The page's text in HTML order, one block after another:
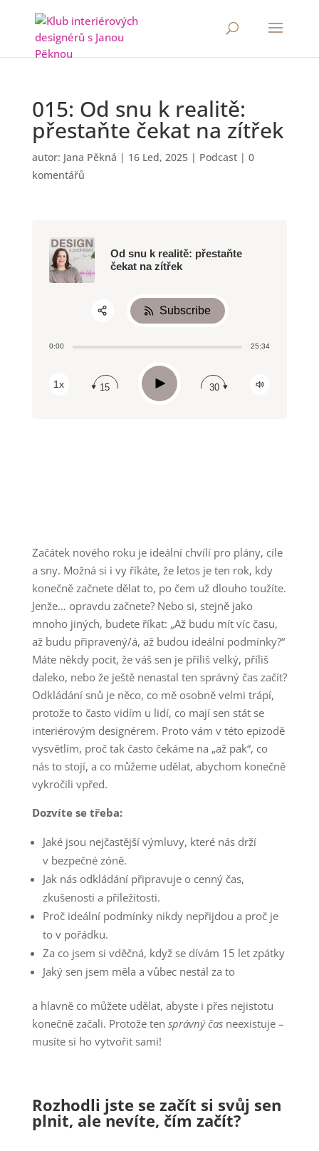
015: Od snu k realitě:
přestaňte čekat na zítřek
autor: Jana Pěkná | 16 Led, 2025| Podcast| 0
komentářů
Od snu k realitě: přestaňte
čekat na zítřek
0:00 25:34
1x 15 Play 30
Subscribe
Začátek nového roku je ideální chvílí pro plány, cíle
a sny. Možná si i vy říkáte, že letos je ten rok, kdy
konečně začnete dělat to, po čem už dlouho toužíte.
Jenže… opravdu začnete? Nebo si, stejně jako
mnoho jiných, budete říkat: „Až budu mít víc času,
až budu připravený/á, až budou ideální podmínky?“
Máte někdy pocit, že váš sen je příliš velký, příliš
daleko, nebo že ještě nenastal ten správný čas začít?
Odkládání snů je něco, co mě osobně velmi trápí,
protože to často vidím u lidí, co mají sen stát se
interiérovým designérem. Proto vám v této epizodě
vysvětlím, proč tak často čekáme na „až pak“, co
nás to stojí, a co můžeme udělat, abychom konečně
vykročili vpřed.
Dozvíte se třeba:
Jaké jsou nejčastější výmluvy, které nás drží
v bezpečné zóně.
Jak nás odkládání připravuje o cenný čas,
zkušenosti a příležitosti.
Proč ideální podmínky nikdy nepřijdou a proč je
to v pořádku.
Za co jsem si vděčná, když se dívám 15 let zpátky
Jaký sen jsem měla a vůbec nestál za to
a hlavně co můžete udělat, abyste i přes nejistotu
konečně začali. Protože ten správný časneexistuje –
musíte si ho vytvořit sami!
Rozhodli jste se začít si svůj sen
plnit, ale nevíte, čím začít?
Share:
RSS
Apple Podcast
Spotify